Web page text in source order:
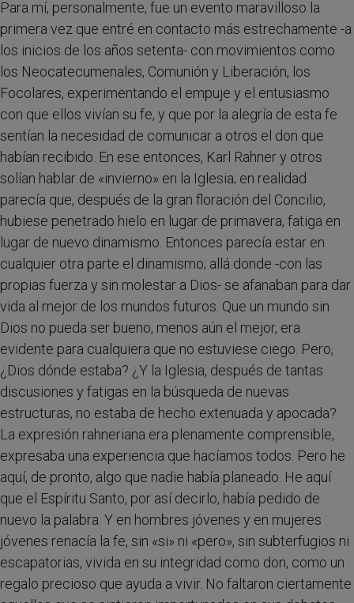
Para mí, personalmente, fue un evento maravilloso la
primera vez que entré en contacto más estrechamente -a
los inicios de los años setenta- con movimientos como
los Neocatecumenales, Comunión y Liberación, los
Focolares, experimentando el empuje y el entusiasmo
con que ellos vivían su fe, y que por la alegría de esta fe
sentían la necesidad de comunicar a otros el don que
habían recibido. En ese entonces, Karl Rahner y otros
solían hablar de «invierno» en la Iglesia; en realidad
parecía que, después de la gran floración del Concilio,
hubiese penetrado hielo en lugar de primavera, fatiga en
lugar de nuevo dinamismo. Entonces parecía estar en
cualquier otra parte el dinamismo; allá donde -con las
propias fuerza y sin molestar a Dios- se afanaban para dar
vida al mejor de los mundos futuros. Que un mundo sin
Dios no pueda ser bueno, menos aún el mejor, era
evidente para cualquiera que no estuviese ciego. Pero,
¿Dios dónde estaba? ¿Y la Iglesia, después de tantas
discusiones y fatigas en la búsqueda de nuevas
estructuras, no estaba de hecho extenuada y apocada?
La expresión rahneriana era plenamente comprensible,
expresaba una experiencia que hacíamos todos. Pero he
aquí, de pronto, algo que nadie había planeado. He aquí
que el Espíritu Santo, por así decirlo, había pedido de
nuevo la palabra. Y en hombres jóvenes y en mujeres
jóvenes renacía la fe, sin «si» ni «pero», sin subterfugios ni
escapatorias, vivida en su integridad como don, como un
regalo precioso que ayuda a vivir. No faltaron ciertamente